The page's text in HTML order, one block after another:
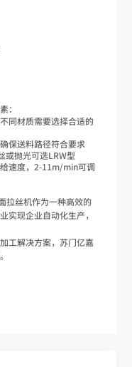
：
同材质需要选择合适的
保送料路径符合要求
或抛光可选LRW型
速度，2-11m/min可调
拉丝机作为一种高效的
实现企业自动化生产，
工解决方案，苏门亿嘉